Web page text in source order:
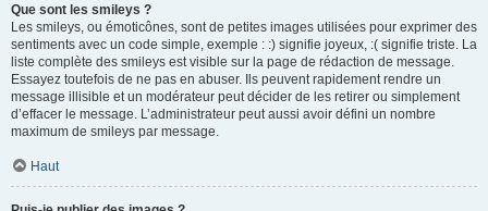
Que sont les smileys ?
Les smileys, ou émoticônes, sont de petites images utilisées pour exprimer des
sentiments avec un code simple, exemple : :) signifie joyeux, :( signifie triste. La
liste complète des smileys est visible sur la page de rédaction de message.
Essayez toutefois de ne pas en abuser. Ils peuvent rapidement rendre un
message illisible et un modérateur peut décider de les retirer ou simplement
d’effacer le message. L’administrateur peut aussi avoir défini un nombre
maximum de smileys par message.
Haut